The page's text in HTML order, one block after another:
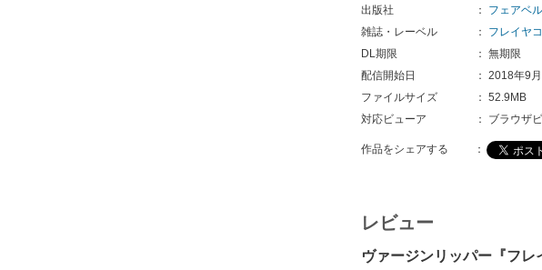
出版社
：
フェアベル
雑誌・レーベル
：
フレイヤ
DL期限
： 無期限
配信開始日
： 2018年9
ファイルサイズ
： 52.9MB
対応ビューア
： ブラウザ
作品をシェアする ：
レビュー
ヴァージンリッパー『フ